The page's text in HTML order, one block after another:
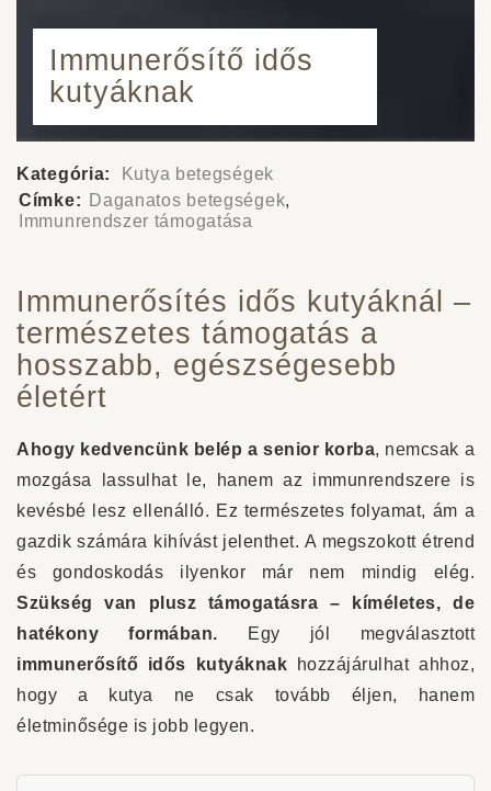
Immunerősítő idős
kutyáknak
Kategória:
Kutya betegségek
Címke:
Daganatos betegségek,
Immunrendszer támogatása
Immunerősítés idős kutyáknál –
természetes támogatás a
hosszabb, egészségesebb
életért
Ahogy kedvencünk belép a senior korba, nemcsak a
mozgása lassulhat le, hanem az immunrendszere is
kevésbé lesz ellenálló. Ez természetes folyamat, ám a
gazdik számára kihívást jelenthet. A megszokott étrend
és gondoskodás ilyenkor már nem mindig elég.
Szükség van plusz támogatásra – kíméletes, de
hatékony formában. Egy jól megválasztott
immunerősítő idős kutyáknak hozzájárulhat ahhoz,
hogy a kutya ne csak tovább éljen, hanem
életminősége is jobb legyen.